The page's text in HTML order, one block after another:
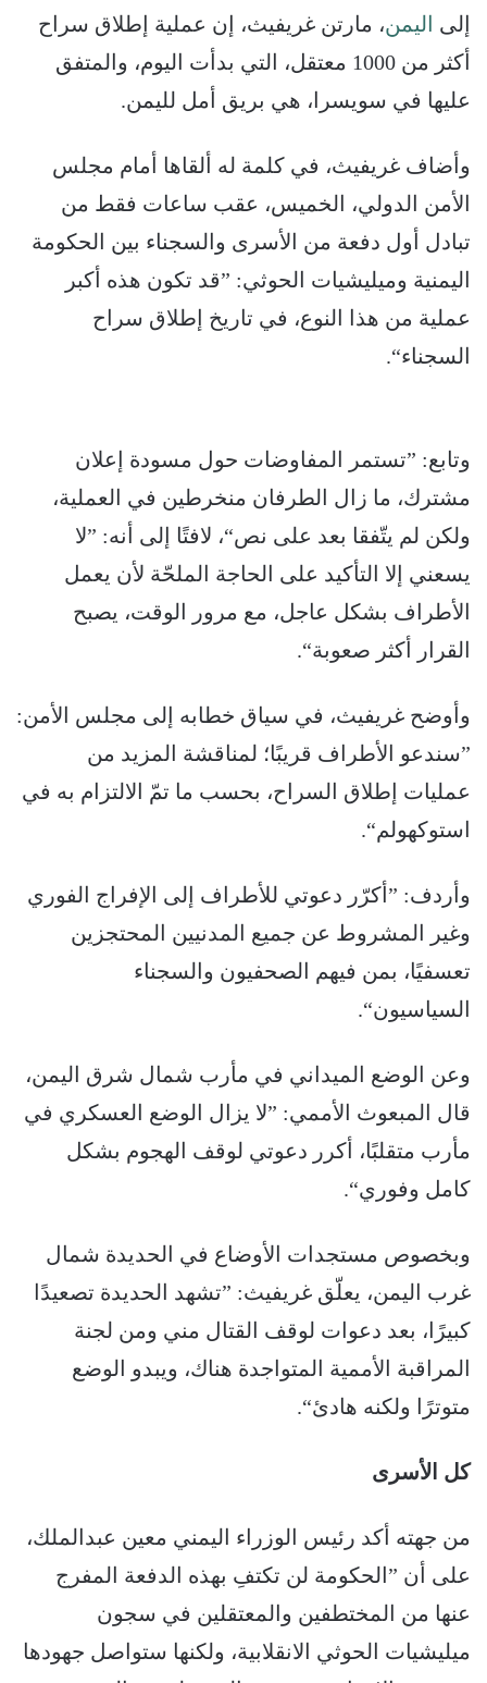
إلى اليمن، مارتن غريفيث، إن عملية إطلاق سراح
أكثر من 1000 معتقل، التي بدأت اليوم، والمتفق
عليها في سويسرا، هي بريق أمل لليمن.
وأضاف غريفيث، في كلمة له ألقاها أمام مجلس
الأمن الدولي، الخميس، عقب ساعات فقط من
تبادل أول دفعة من الأسرى والسجناء بين الحكومة
اليمنية وميليشيات الحوثي: ”قد تكون هذه أكبر
عملية من هذا النوع، في تاريخ إطلاق سراح
السجناء“.
وتابع: ”تستمر المفاوضات حول مسودة إعلان
مشترك، ما زال الطرفان منخرطين في العملية،
ولكن لم يتّفقا بعد على نص“، لافتًا إلى أنه: ”لا
يسعني إلا التأكيد على الحاجة الملحّة لأن يعمل
الأطراف بشكل عاجل، مع مرور الوقت، يصبح
القرار أكثر صعوبة“.
وأوضح غريفيث، في سياق خطابه إلى مجلس الأمن:
”سندعو الأطراف قريبًا؛ لمناقشة المزيد من
عمليات إطلاق السراح، بحسب ما تمّ الالتزام به في
استوكهولم“.
وأردف: ”أكرّر دعوتي للأطراف إلى الإفراج الفوري
وغير المشروط عن جميع المدنيين المحتجزين
تعسفيًا، بمن فيهم الصحفيون والسجناء
السياسيون“.
وعن الوضع الميداني في مأرب شمال شرق اليمن،
قال المبعوث الأممي: ”لا يزال الوضع العسكري في
مأرب متقلبًا، أكرر دعوتي لوقف الهجوم بشكل
كامل وفوري“.
وبخصوص مستجدات الأوضاع في الحديدة شمال
غرب اليمن، يعلّق غريفيث: ”تشهد الحديدة تصعيدًا
كبيرًا، بعد دعوات لوقف القتال مني ومن لجنة
المراقبة الأممية المتواجدة هناك، ويبدو الوضع
متوترًا ولكنه هادئ“.
كل الأسرى
من جهته أكد رئيس الوزراء اليمني معين عبدالملك،
على أن ”الحكومة لن تكتفِ بهذه الدفعة المفرج
عنها من المختطفين والمعتقلين في سجون
ميليشيات الحوثي الانقلابية، ولكنها ستواصل جهودها